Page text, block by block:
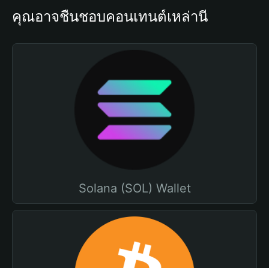
คุณอาจชื่นชอบคอนเทนต์เหล่านี้
Solana (SOL) Wallet